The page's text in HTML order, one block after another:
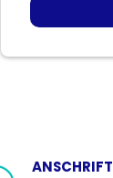
ANSCHRIFT